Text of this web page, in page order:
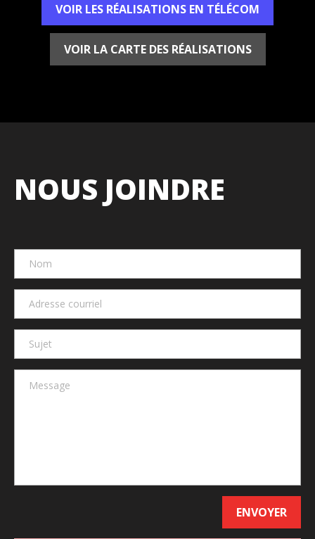
VOIR LES RÉALISATIONS EN TÉLÉCOM
VOIR LA CARTE DES RÉALISATIONS
NOUS JOINDRE